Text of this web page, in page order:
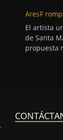
AresF
El artista
de Santa
propuesta